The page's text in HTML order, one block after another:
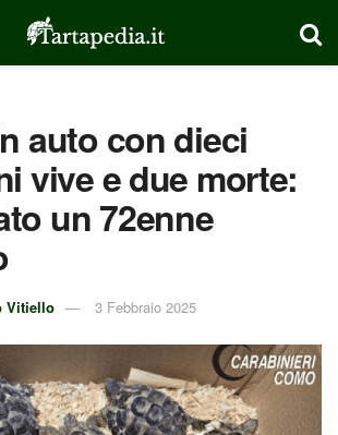
auto con dieci
vive e due morte:
un 72enne
Vitiello 3 Febbraio 2025